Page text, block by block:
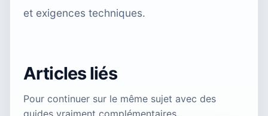
et exigences techniques.
Articles liés
Pour continuer sur le même sujet avec des